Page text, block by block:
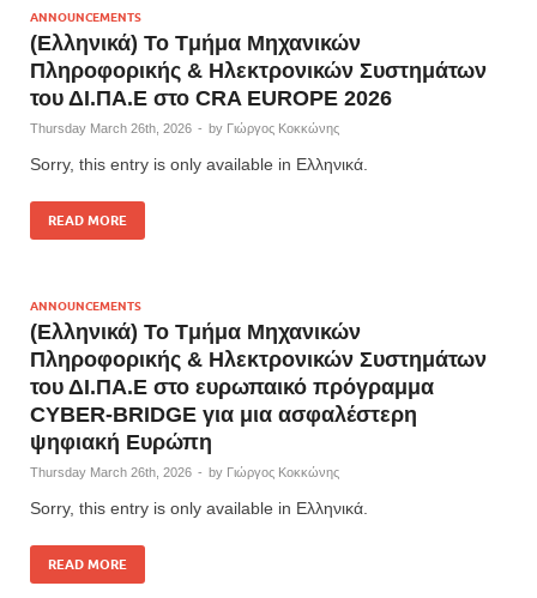
ANNOUNCEMENTS
(Ελληνικά) Το Tμήμα Μηχανικών
Πληροφορικής & Ηλεκτρονικών Συστημάτων
του ΔΙ.ΠΑ.Ε στο CRA EUROPE 2026
Thursday March 26th, 2026 - by Γιώργος Κοκκώνης
Sorry, this entry is only available in Ελληνικά.
READ MORE
ANNOUNCEMENTS
(Ελληνικά) Το Tμήμα Μηχανικών
Πληροφορικής & Ηλεκτρονικών Συστημάτων
του ΔΙ.ΠΑ.Ε στο ευρωπαικό πρόγραμμα
CYBER-BRIDGE για μια ασφαλέστερη
ψηφιακή Ευρώπη
Thursday March 26th, 2026 - by Γιώργος Κοκκώνης
Sorry, this entry is only available in Ελληνικά.
READ MORE